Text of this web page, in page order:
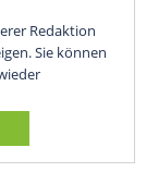
Redaktion
Sie können